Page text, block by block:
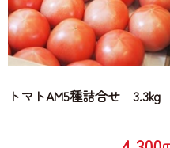
トマトAM5種詰合せ 3.3kg